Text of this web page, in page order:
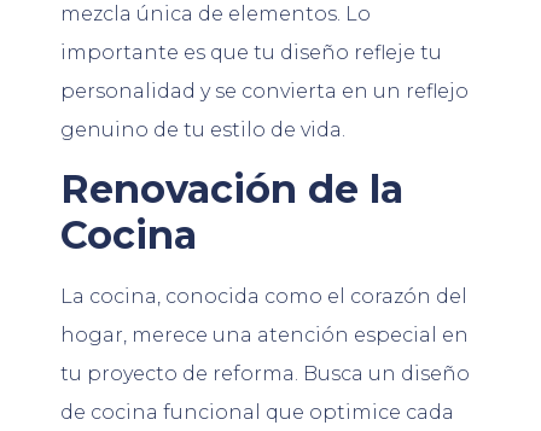
mezcla única de elementos. Lo
importante es que tu diseño refleje tu
personalidad y se convierta en un reflejo
genuino de tu estilo de vida.
Renovación de la
Cocina
La cocina, conocida como el corazón del
hogar, merece una atención especial en
tu proyecto de reforma. Busca un diseño
de cocina funcional que optimice cada